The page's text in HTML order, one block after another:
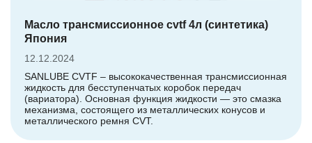
Масло трансмиссионное cvtf 4л (синтетика)
Япония
12.12.2024
SANLUBE CVTF – высококачественная трансмиссионная
жидкость для бесступенчатых коробок передач
(вариатора). Основная функция жидкости — это смазка
механизма, состоящего из металлических конусов и
металлического ремня CVT.